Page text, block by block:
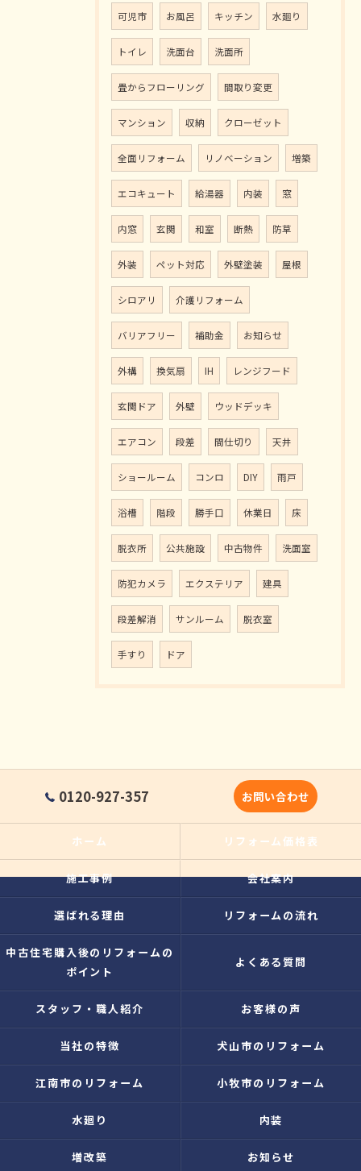
可児市 お風呂 キッチン 水廻り
トイレ 洗面台 洗面所
畳からフローリング 間取り変更
マンション 収納 クローゼット
全面リフォーム リノベーション 増築
エコキュート 給湯器 内装 窓
内窓 玄関 和室 断熱 防草
外装 ペット対応 外壁塗装 屋根
シロアリ 介護リフォーム
バリアフリー 補助金 お知らせ
外構 換気扇 IH レンジフード
玄関ドア 外壁 ウッドデッキ
エアコン 段差 間仕切り 天井
ショールーム コンロ DIY 雨戸
浴槽 階段 勝手口 休業日 床
脱衣所 公共施設 中古物件 洗面室
防犯カメラ エクステリア 建具
段差解消 サンルーム 脱衣室
手すり ドア
0120-927-357 お問い合わせ
ホーム リフォーム価格表
施工事例 会社案内
選ばれる理由 リフォームの流れ
中古住宅購入後のリフォームの
ポイント
よくある質問
スタッフ・職人紹介 お客様の声
当社の特徴 犬山市のリフォーム
江南市のリフォーム 小牧市のリフォーム
水廻り 内装
増改築 お知らせ